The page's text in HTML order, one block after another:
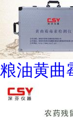
粮油黄曲